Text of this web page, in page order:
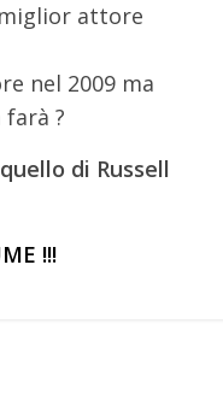
attore
nel 2009 ma
?
di Russell
!!!